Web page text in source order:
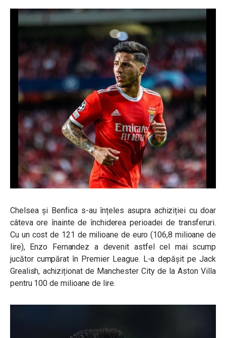
Chelsea și Benfica s-au înțeles asupra achiziției cu doar
câteva ore înainte de închiderea perioadei de transferuri.
Cu un cost de 121 de milioane de euro (106,8 milioane de
lire), Enzo Fernandez a devenit astfel cel mai scump
jucător cumpărat în Premier League. L-a depășit peJack
Grealish, achiziționat de Manchester City de la Aston Villa
pentru 100 de milioane de lire.